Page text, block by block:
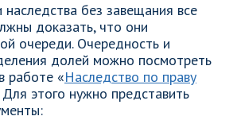
без завещания все
доказать, что они
очереди. Очередность и
долей можно посмотреть
работе «Наследство по праву
Для этого нужно представить